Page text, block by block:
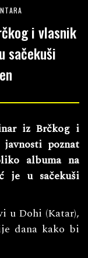
i vlasnik
sačekuši
iz Brčkog i
poznat
albuma na
je u sačekuši
u Dohi (Katar),
dana kako bi